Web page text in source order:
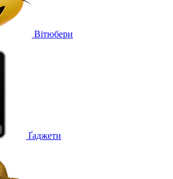
Вітюбери
Ґаджети